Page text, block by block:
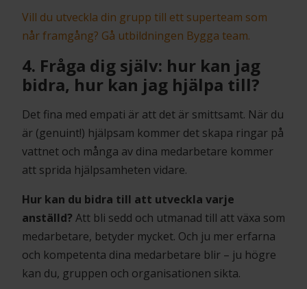
Vill du utveckla din grupp till ett superteam som
når framgång? Gå utbildningen Bygga team.
4. Fråga dig själv: hur kan jag
bidra, hur kan jag hjälpa till?
Det fina med empati är att det är smittsamt. När du
är (genuint!) hjälpsam kommer det skapa ringar på
vattnet och många av dina medarbetare kommer
att sprida hjälpsamheten vidare.
Hur kan du bidra till att utveckla varje
anställd? Att bli sedd och utmanad till att växa som
medarbetare, betyder mycket. Och ju mer erfarna
och kompetenta dina medarbetare blir – ju högre
kan du, gruppen och organisationen sikta.